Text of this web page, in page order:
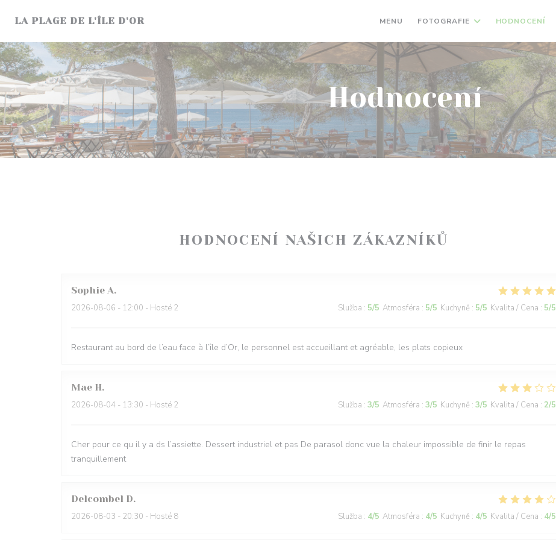
LA PLAGE DE L'ÎLE D'OR MENU FOTOGRAFIE HODNOCENÍ
Hodnocení
HODNOCENÍ NAŠICH ZÁKAZNÍKŮ
Sophie A
2026-08-06 - 12:00 - Hosté 2 Služba : 5/5 Atmosféra : 5/5 Kuchyně : 5/5 Kvalita / Cena : 5/5
Restaurant au bord de l’eau face à l’île d’Or, le personnel est accueillant et agréable, les plats copieux
Mae H
2026-08-04 - 13:30 - Hosté 2 Služba : 3/5 Atmosféra : 3/5 Kuchyně : 3/5 Kvalita / Cena : 2/5
Cher pour ce qu il y a ds l’assiette. Dessert industriel et pas De parasol donc vue la chaleur impossible de finir le repas
tranquillement
Delcombel D
2026-08-03 - 20:30 - Hosté 8 Služba : 4/5 Atmosféra : 4/5 Kuchyně : 4/5 Kvalita / Cena : 4/5